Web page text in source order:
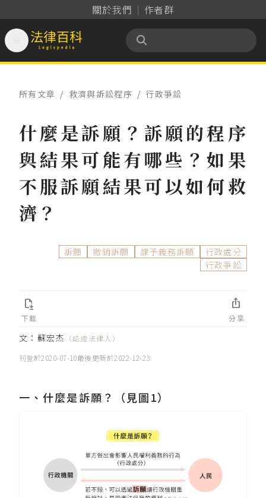
關於我們 作者群
法律百科 Legispedia
所有文章 / 救濟與訴訟程序 / 行政爭訟
什麼是訴願？訴願的程序
與結果可能有哪些？如果
不服訴願結果可以如何救
濟？
訴願 撤銷訴願 課予義務訴願
行政處分
行政爭訟
文： 蘇宏杰 （認證法律人）
刊登於2020-07-10最後更新於2022-12-23
一、什麼是訴願？（見圖1）
下載

分享
